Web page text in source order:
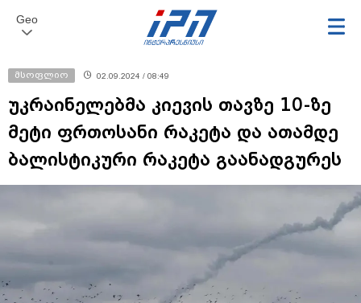
Geo
მსოფლიო 02.09.2024 / 08:49
უკრაინელებმა კიევის თავზე 10-ზე
მეტი ფრთოსანი რაკეტა და ათამდე
ბალისტიკური რაკეტა გაანადგურეს